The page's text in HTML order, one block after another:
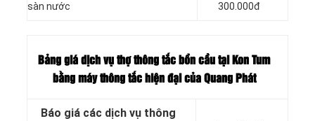
sàn nước
300.000đ
Bảng giá dịch vụ thợ thông tắc bồn cầu tại Kon Tum
bằng máy thông tắc hiện đại của Quang Phát
Báo giá các dịch vụ thông